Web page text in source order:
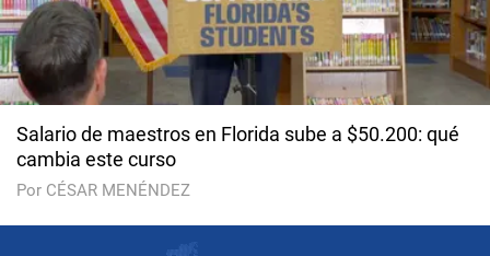
Salario de maestros en Florida sube a $50.200: qué
cambia este curso
Por CÉSAR MENÉNDEZ